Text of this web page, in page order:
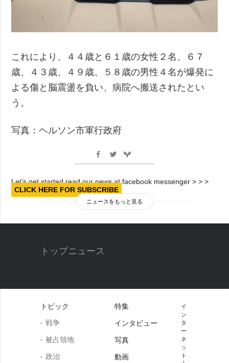
これにより、４４歳と６１歳の女性２名、６７
歳、４３歳、４９歳、５８歳の男性４名が爆発に
よる傷と脳震盪を負い、病院へ搬送されたとい
う。
写真：ヘルソン市軍行政府
Let’s get started read our news at facebook messenger > > >
CLICK HERE FOR SUBSCRIBE
ニュースをもっと見る
トップニュース
トピック
戦争
被占領地
政治
特集
インタビュー
写真
動画
イ
ン
タ
ー
ネ
ッ
ト